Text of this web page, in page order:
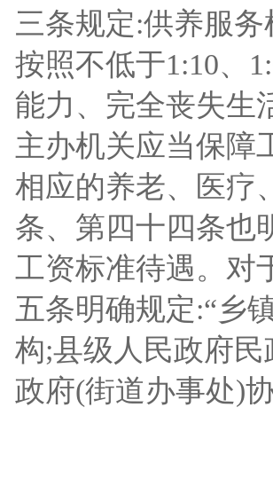
三条规定:供养服
按照不低于1:10、
能力、完全丧失生
主办机关应当保障
相应的养老、医疗
条、第四十四条也
工资标准待遇。对
五条明确规定:“乡
构;县级人民政府
政府(街道办事处)